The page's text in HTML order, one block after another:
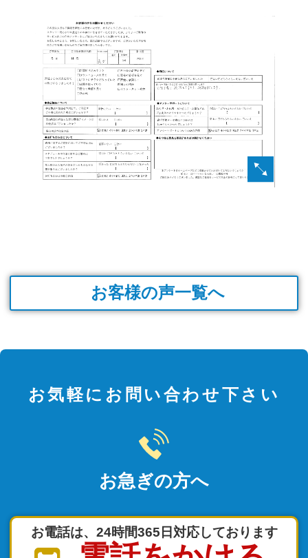
お客様の声一覧へ
お気軽にお問い合わせ下さい
お急ぎの方へ
お電話は、24時間365日対応しております